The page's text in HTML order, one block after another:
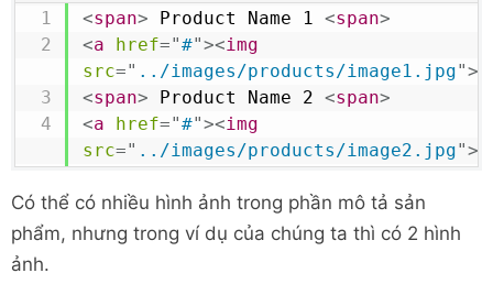
<span> Product Name 1 <span>
<a href="#"><img
src=" ../images/products/image1.jpg">
<span> Product Name 2 <span>
<a href="#"><img
src=" ../images/products/image2.jpg">
Có thể có nhiều hình ảnh trong phần mô tả sản
phẩm, nhưng trong ví dụ của chúng ta thì có 2 hình
ảnh.